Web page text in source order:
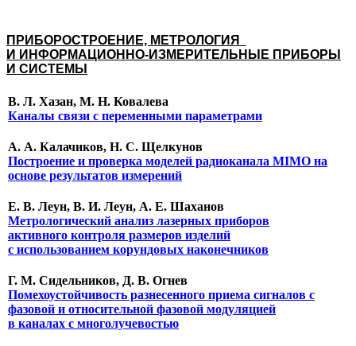
ПРИБОРОСТРОЕНИЕ, МЕТРОЛОГИЯ
И ИНФОРМАЦИОННО-ИЗМЕРИТЕЛЬНЫЕ ПРИБОРЫ
И СИСТЕМЫ
В. Л. Хазан, М. Н. Ковалева
Каналы связи с переменными параметрами
А. А. Калачиков, Н. С. Щелкунов
Построение и проверка моделей радиоканала MIMO на
основе результатов измерений
Е. В. Леун, В. И. Леун, А. Е. Шаханов
Метрологический анализ лазерных приборов
активного контроля размеров изделий
с использованием корундовых наконечников
Г. М. Сидельников, Д. В. Огнев
Помехоустойчивость разнесенного приема сигналов с
фазовой и относительной фазовой модуляцией
в каналах с многолучевостью